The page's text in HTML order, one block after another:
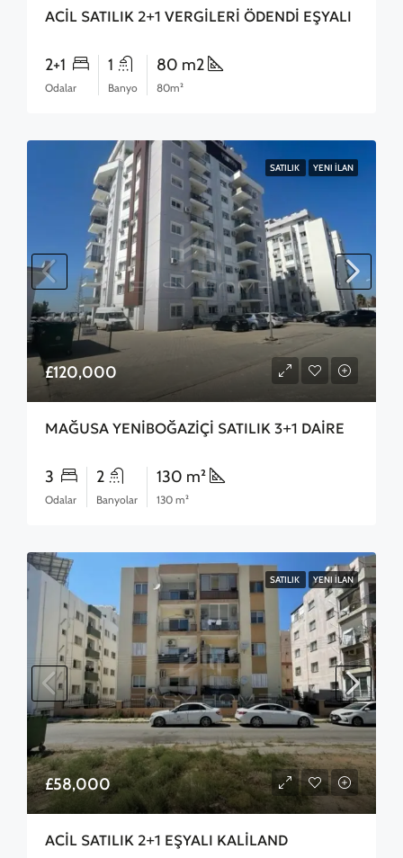
ACİL SATILIK 2+1 VERGİLERİ ÖDENDİ EŞYALI
2+1
Odalar
1
Banyo
80 m2
80m²
SATILIK YENI İLAN
£120,000
MAĞUSA YENİBOĞAZİÇİ SATILIK 3+1 DAİRE
3
Odalar
2
Banyolar
130 m²
130 m²
SATILIK YENI İLAN
£58,000
ACİL SATILIK 2+1 EŞYALI KALİLAND